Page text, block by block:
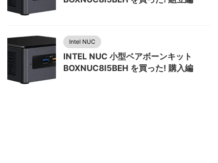
Intel NUC
INTEL NUC 小型ベアボーンキット
BOXNUC8I5BEH を買った! 購入編